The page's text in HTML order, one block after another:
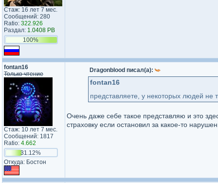
Стаж: 16 лет 7 мес.
Сообщений: 280
Ratio: 322.926
Раздал: 1.0408 PB
100%
fontan16
Только чтение
Стаж: 10 лет 7 мес.
Сообщений: 1817
Ratio: 4.662
31.12%
Откуда: Бостон
Dragonblood писал(а):
fontan16
представляете, у некоторых людей не
Очень даже себе такое представляю и это
страховку если остановил за какое-то